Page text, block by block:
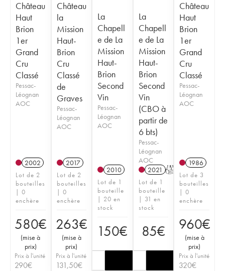
Château
Haut
Brion
1er
Grand
Cru
Classé
Pessac-
Léognan
AOC
2002
Lot de 2
bouteilles
| 0
enchère
580€
(mise à
prix)
Prix à l'unité
290€
Château
la
Mission
Haut-
Brion
Cru
Classé
de
Graves
Pessac-
Léognan
AOC
2017
Lot de 2
bouteilles
| 0
enchère
263€
(mise à
prix)
Prix à l'unité
131,50€
La
Chapell
e de La
Mission
Haut-
Brion
Second
Vin
Pessac-
Léognan
AOC
2010
Lot de 1
bouteille
| 20 en
stock
150€
La
Chapell
e de La
Mission
Haut-
Brion
Second
Vin
(CBO à
partir de
6 bts)
Pessac-
Léognan
AOC
2021 T
Lot de 1
bouteille
| 31 en
stock
85€
Château
Haut
Brion
1er
Grand
Cru
Classé
Pessac-
Léognan
AOC
1986
Lot de 3
bouteilles
| 0
enchère
960€
(mise à
prix)
Prix à l'unité
320€